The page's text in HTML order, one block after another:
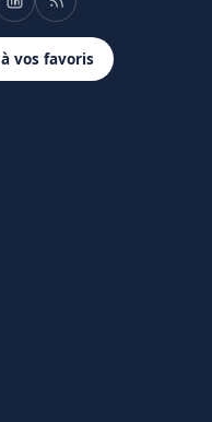
vos favoris